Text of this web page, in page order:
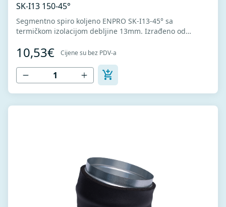
SK-I13 150-45°
Segmentno spiro koljeno ENPRO SK-I13-45° sa
termičkom izolacijom debljine 13mm. Izrađeno od
hladno oblikovanje. U skladu sa standardima MEST EN
1506 I MEST EN 12237.
10,53€ Cijene su bez PDV-a